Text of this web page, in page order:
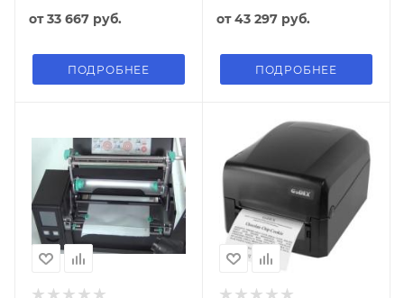
от33 667 руб.
ПОДРОБНЕЕ
от43 297 руб.
ПОДРОБНЕЕ